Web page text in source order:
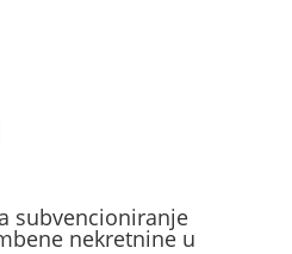
subvencioniranje
nekretnine u